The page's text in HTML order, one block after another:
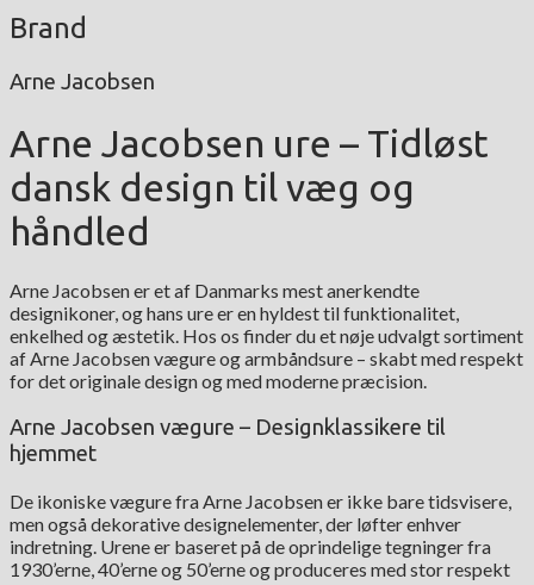
Brand
Arne Jacobsen
Arne Jacobsen ure – Tidløst
dansk design til væg og
håndled
Arne Jacobsen er et af Danmarks mest anerkendte
designikoner, og hans ure er en hyldest til funktionalitet,
enkelhed og æstetik. Hos os finder du et nøje udvalgt sortiment
af Arne Jacobsen vægure og armbåndsure – skabt med respekt
for det originale design og med moderne præcision.
Arne Jacobsen vægure – Designklassikere til
hjemmet
De ikoniske vægure fra Arne Jacobsen er ikke bare tidsvisere,
men også dekorative designelementer, der løfter enhver
indretning. Urene er baseret på de oprindelige tegninger fra
1930’erne, 40’erne og 50’erne og produceres med stor respekt